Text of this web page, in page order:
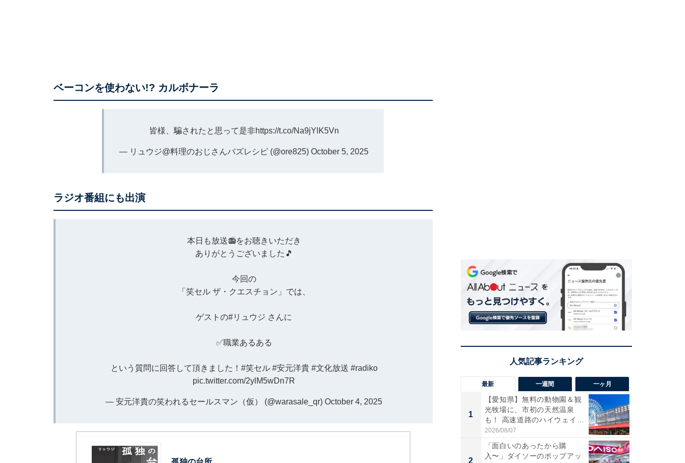
ベーコンを使わない!? カルボナーラ
皆様、騙されたと思って是非https://t.co/Na9jYlK5Vn
— リュウジ@料理のおじさんバズレシピ (@ore825) October 5, 2025
ラジオ番組にも出演
本日も放送📻をお聴きいただき
ありがとうございました🎵
今回の
「笑セル ザ・クエスチョン」では、
ゲストの#リュウジ さんに
✅職業あるある
という質問に回答して頂きました！ #笑セル #安元洋貴 #文化放送 #radiko
pic.twitter.com/2ylM5wDn7R
— 安元洋貴の笑われるセールスマン（仮） (@warasale_qr) October 4, 2025
最新 一週間 一ヶ月
1
【愛知県】無料の動物園＆観
光牧場に、市初の天然温泉
も！ 高速道路のハイウェイオ
ア...
2026/08/07
2
「面白いのあったから購
入〜」ダイソーのポップアッ